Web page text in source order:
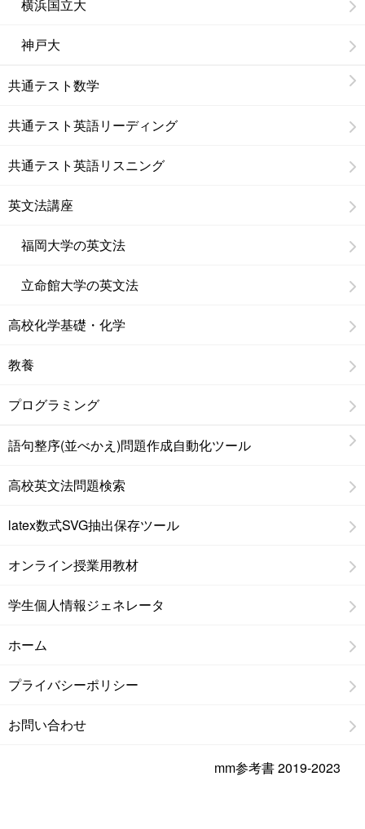
横浜国立大
神戸大
共通テスト数学
共通テスト英語リーディング
共通テスト英語リスニング
英文法講座
福岡大学の英文法
立命館大学の英文法
高校化学基礎・化学
教養
プログラミング
語句整序(並べかえ)問題作成自動化ツール
高校英文法問題検索
latex数式SVG抽出保存ツール
オンライン授業用教材
学生個人情報ジェネレータ
ホーム
プライバシーポリシー
お問い合わせ
mm参考書 2019-2023